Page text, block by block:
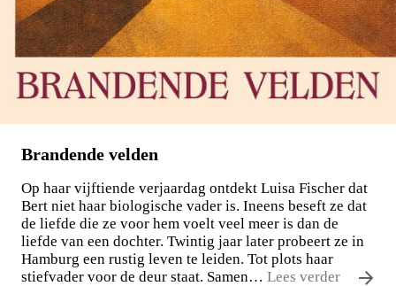
Brandende velden
Op haar vijftiende verjaardag ontdekt Luisa Fischer dat
Bert niet haar biologische vader is. Ineens beseft ze dat
de liefde die ze voor hem voelt veel meer is dan de
liefde van een dochter. Twintig jaar later probeert ze in
Hamburg een rustig leven te leiden. Tot plots haar
stiefvader voor de deur staat. Samen… Lees verder